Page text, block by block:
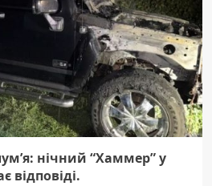
нічний “Хаммер” у
відповіді.